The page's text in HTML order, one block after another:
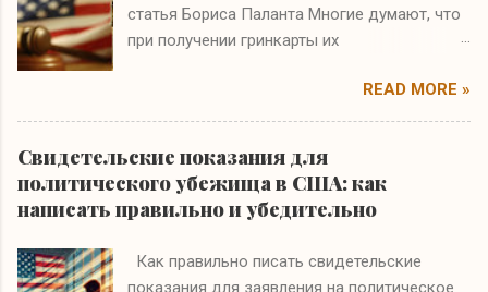
статья Бориса Паланта Многие думают, что
при получении гринкарты их
Они ошибаются. Если на интервью по
натурализации иммиграционный офицер
ошибке или в результате мошенничества, то
вам не только откажут в гражданстве, но и
аннулируют гринкарту и начнут процесс
доказательства будет лежать на вас, т.е.
READ MORE »
Свидетельские показания для
политического убежища в США: как
написать правильно и убедительно
Как правильно писать свидетельские
показания для заявления на политическое